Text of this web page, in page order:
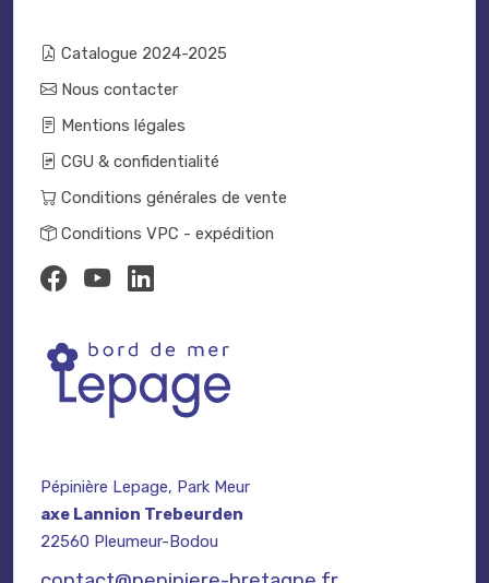
Catalogue 2024-2025
Nous contacter
Mentions légales
CGU & confidentialité
Conditions générales de vente
Conditions VPC - expédition
Pépinière Lepage, Park Meur
axe Lannion Trebeurden
22560 Pleumeur-Bodou